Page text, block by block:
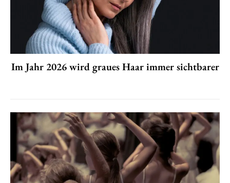
Im Jahr 2026 wird graues Haar immer sichtbarer